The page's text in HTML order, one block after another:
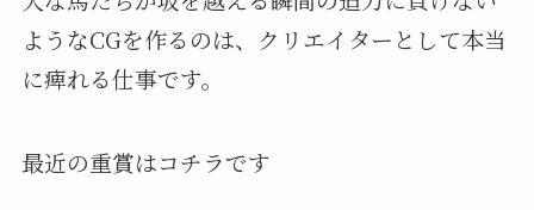
ようなCGを作るのは、クリエイターとして本当
に痺れる仕事です。
最近の重賞はコチラです